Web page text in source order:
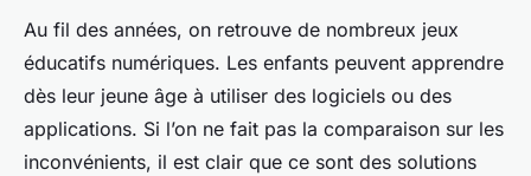
Au fil des années, on retrouve de nombreux jeux
éducatifs numériques. Les enfants peuvent apprendre
dès leur jeune âge à utiliser des logiciels ou des
applications. Si l’on ne fait pas la comparaison sur les
inconvénients, il est clair que ce sont des solutions